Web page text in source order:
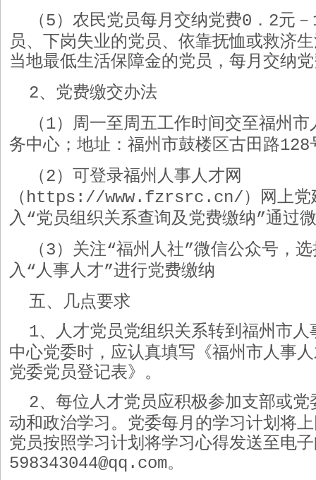
（5）农民党员每月交纳党费0 ． 2元－
员、下岗失业的党员、依靠抚恤或救济
当地最低生活保障金的党员，每月交纳
2、党费缴交办法
（1）周一至周五工作时间交至福州市
务中心；地址：福州市鼓楼区古田路128
（2）可登录福州人事人才网
（ https://www.fzrsrc.cn/）网上
入 “党员组织关系查询及党费缴纳”通过
（3）关注“福州人社”微信公众号，选
入 “ 人事人才”进行党费缴纳
五、几点要求
1、 人才党员党组织关系转到福州市人
中心党委时，应认真填写《福州市人事
党委党员登记表》。
2、每位 人才党员应积极参加支部或
动和政治学习。党委每月的学习计划将
党员按照学习计划将学习心得发送至电
598343044@qq.com。